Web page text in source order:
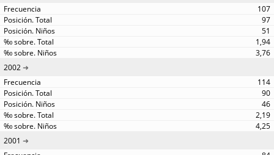
107
97
51
1,94
3,76
2002
114
90
46
2,19
4,25
2001